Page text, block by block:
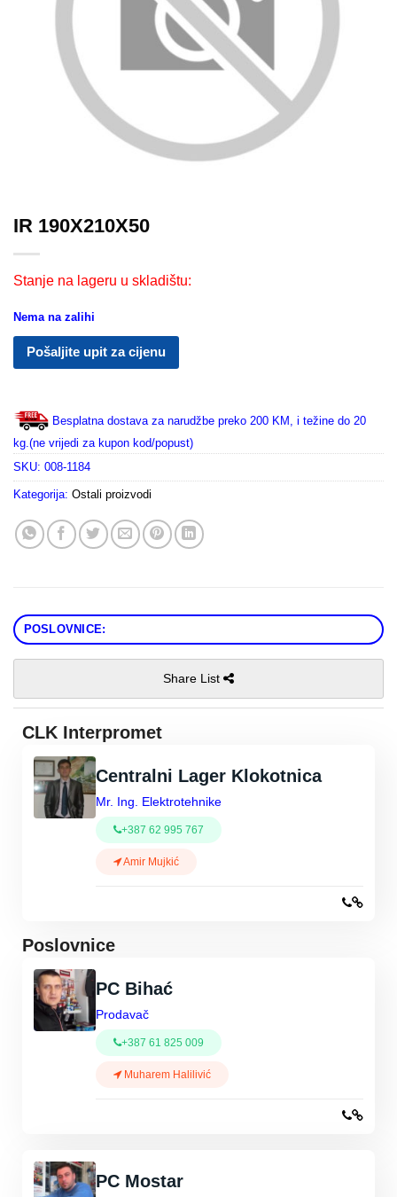
IR 190X210X50
Stanje na lageru u skladištu:
Nema na zalihi
Pošaljite upit za cijenu
Besplatna dostava za narudžbe preko 200 KM, i težine do 20
kg.(ne vrijedi za kupon kod/popust)
SKU: 008-1184
Kategorija: Ostali proizvodi
POSLOVNICE:
Share List
CLK Interpromet
Centralni Lager Klokotnica
Mr. Ing. Elektrotehnike
+387 62 995 767
Amir Mujkić
Poslovnice
PC Bihać
Prodavač
+387 61 825 009
Muharem Halilivić
PC Mostar